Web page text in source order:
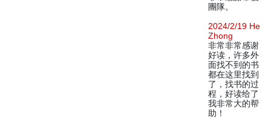
團隊。
2024/2/19 He
Zhong
非常非常感谢
好读，许多外
面找不到的书
都在这里找到
了，找书的过
程，好读给了
我非常大的帮
助！